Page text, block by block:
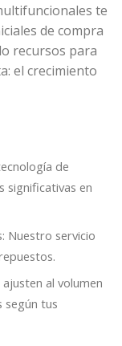
te
de compra
recursos para
el crecimiento
de
significativas en
Nuestro servicio
al volumen
según tus